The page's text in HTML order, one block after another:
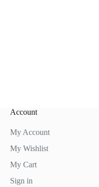
Account
My Account
My Wishlist
My Cart
Sign in